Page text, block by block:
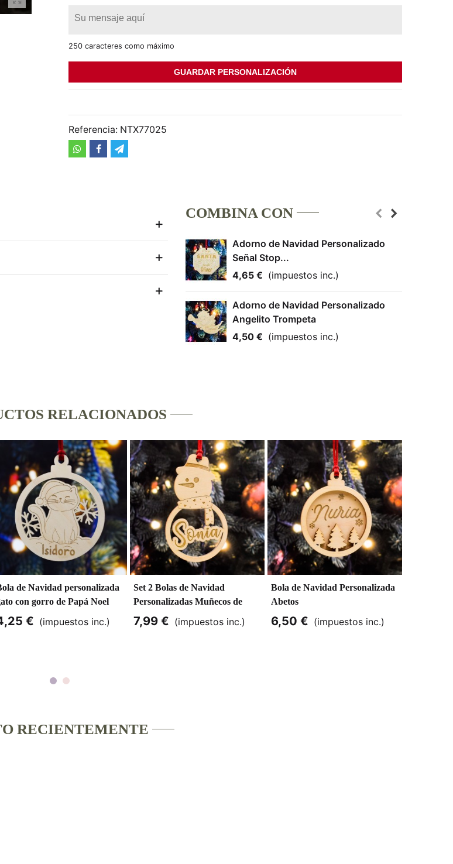
250 caracteres como máximo
GUARDAR PERSONALIZACIÓN
Referencia: NTX77025
COMBINA CON
Adorno de Navidad Personalizado
Señal Stop...
4,65 € (impuestos inc.)
Adorno de Navidad Personalizado
Angelito Trompeta
4,50 € (impuestos inc.)
RELACIONADOS
de Navidad personalizada
con gorro de Papá Noel
€ (impuestos inc.)
Set 2 Bolas de Navidad
Personalizadas Muñecos de
Nieve
7,99 € (impuestos inc.)
Bola de Navidad Personalizada
Abetos
6,50 € (impuestos inc.)
RECIENTEMENTE